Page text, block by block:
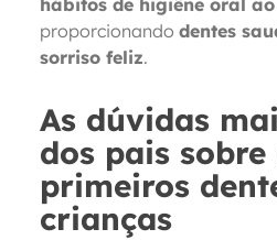
hábitos de higiêne oral
proporcionando dentes
sorriso feliz.
As dúvidas
dos pais sobre
primeiros
crianças